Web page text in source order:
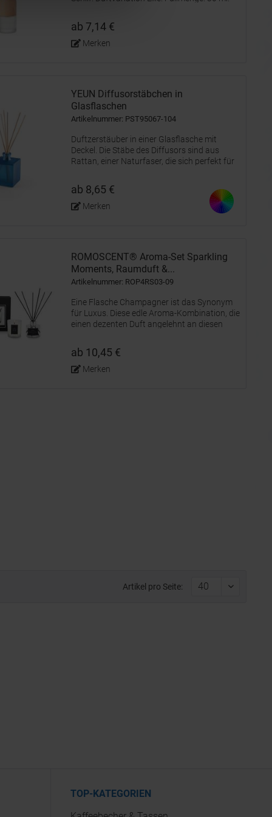
Farbton pro Artikel variieren. Der obere Teil
des Holzes absorbiert...
ab 7,14 €
Merken
YEUN Diffusorstäbchen in
Glasflaschen
Artikelnummer: PST95067-104
Duftzerstäuber in einer Glasflasche mit
Deckel. Die Stäbe des Diffusors sind aus
Rattan, einer Naturfaser, die sich perfekt für
zu 100 mL. Hergestellt in Europa. Wird in
einem individuellen...
ab 8,65 €
Merken
ROMOSCENT® Aroma-Set Sparkling
Moments, Raumduft &...
Artikelnummer: ROP4RS03-09
Eine Flasche Champagner ist das Synonym
für Luxus. Diese edle Aroma-Kombination, die
einen dezenten Duft angelehnt an diesen
ganz ohne Alkohol zu Ihrem persönlichen
Luxus-Entspannungsmoment....
ab 10,45 €
Merken
Artikel pro Seite:
TOP-KATEGORIEN